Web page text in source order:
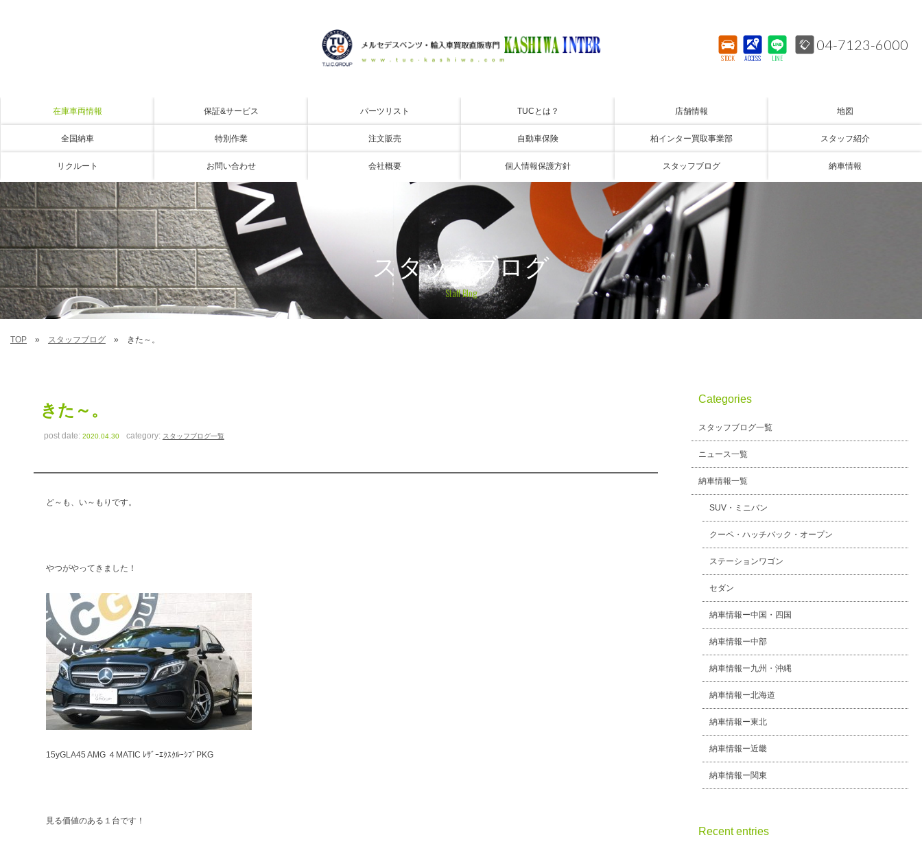
STOCK ACCESS LINE
04-7123-6000
在庫車両情報 保証&サービス パーツリスト TUCとは？ 店舗情報 地図
全国納車 特別作業 注文販売 自動車保険 柏インター買取事業部 スタッフ紹介
リクルート お問い合わせ 会社概要 個人情報保護方針 スタッフブログ 納車情報
スタッフブログ
Staff Blog
TOP スタッフブログ きた～。
きた～。
post date:2020.04.30 category: スタッフブログ一覧
ど～も、い～もりです。
やつがやってきました！
15yGLA45 AMG ４MATIC ﾚｻﾞｰｴｸｽｸﾙｰｼﾌﾞPKG
見る価値のある１台です！
Categories
スタッフブログ一覧
ニュース一覧
納車情報一覧
SUV・ミニバン
クーペ・ハッチバック・オープン
ステーションワゴン
セダン
納車情報ー中国・四国
納車情報ー中部
納車情報ー九州・沖縄
納車情報ー北海道
納車情報ー東北
納車情報ー近畿
納車情報ー関東
Recent entries